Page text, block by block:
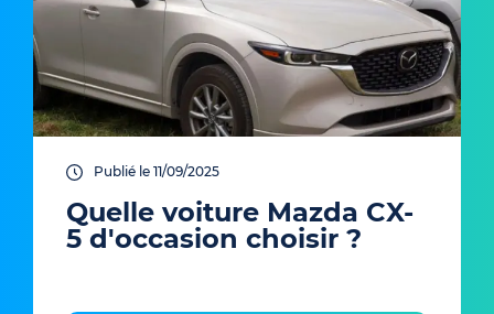
Publié le 11/09/2025
Quelle voiture Mazda CX-
5 d'occasion choisir ?